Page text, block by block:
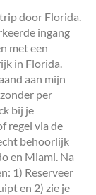
door Florida.
ingang
met een
in Florida.
aan mijn
per
bij je
regel via de
behoorlijk
en Miami. Na
1) Reserveer
en 2) zie je